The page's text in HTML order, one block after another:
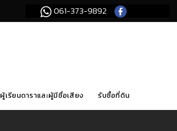
061-373-9892
ผู้เรียนดาราและผู้มีชื่อเสียง รับซื้อที่ดิน